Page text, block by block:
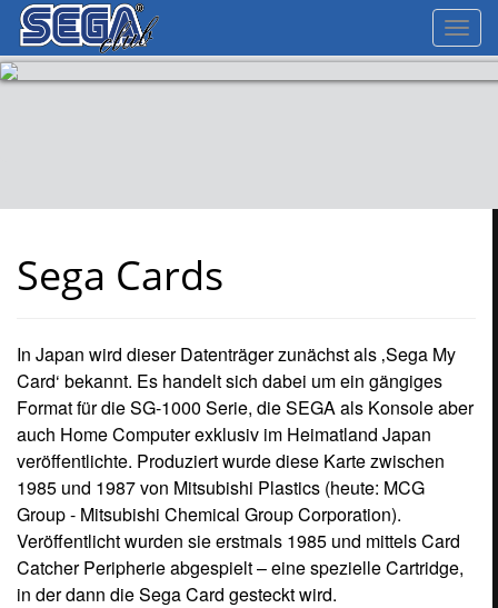
Sega Cards
In Japan wird dieser Datenträger zunächst als ‚Sega My
Card‘ bekannt. Es handelt sich dabei um ein gängiges
Format für die SG-1000 Serie, die SEGA als Konsole aber
auch Home Computer exklusiv im Heimatland Japan
veröffentlichte. Produziert wurde diese Karte zwischen
1985 und 1987 von Mitsubishi Plastics (heute: MCG
Group - Mitsubishi Chemical Group Corporation).
Veröffentlicht wurden sie erstmals 1985 und mittels Card
Catcher Peripherie abgespielt – eine spezielle Cartridge,
in der dann die Sega Card gesteckt wird.